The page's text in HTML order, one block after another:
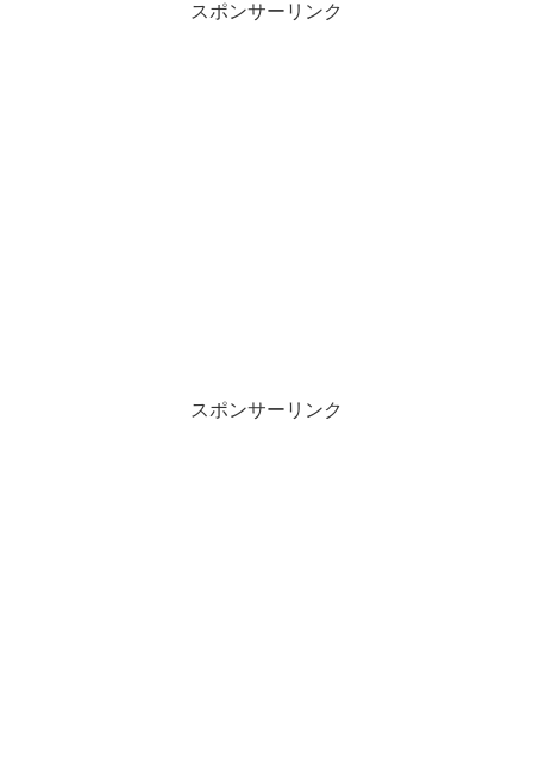
スポンサーリンク
スポンサーリンク